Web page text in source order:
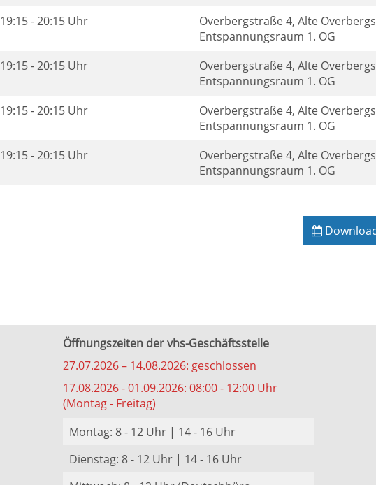
19:15 - 20:15 Uhr
Overbergstraße 4, Alte
Entspannungsraum 1. OG
19:15 - 20:15 Uhr
Overbergstraße 4, Alte
Entspannungsraum 1. OG
19:15 - 20:15 Uhr
Overbergstraße 4, Alte
Entspannungsraum 1. OG
19:15 - 20:15 Uhr
Overbergstraße 4, Alte
Entspannungsraum 1. OG
Öffnungszeiten der vhs-Geschäftsstelle
27.07.2026 – 14.08.2026: geschlossen
17.08.2026 - 01.09.2026: 08:00 - 12:00 Uhr
(Montag - Freitag)
Montag: 8 - 12 Uhr | 14 - 16 Uhr
Dienstag: 8 - 12 Uhr | 14 - 16 Uhr